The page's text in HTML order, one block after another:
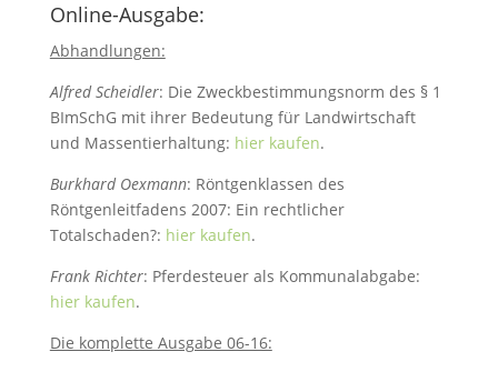
Online-Ausgabe:
Abhandlungen:
Alfred Scheidler: Die Zweckbestimmungsnorm des § 1
BImSchG mit ihrer Bedeutung für Landwirtschaft
und Massentierhaltung: hier kaufen.
Burkhard Oexmann: Röntgenklassen des
Röntgenleitfadens 2007: Ein rechtlicher
Totalschaden?: hier kaufen.
Frank Richter: Pferdesteuer als Kommunalabgabe:
hier kaufen.
Die komplette Ausgabe 06-16: